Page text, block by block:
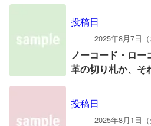
投稿日
2025年8月7日（
ノーコード・ロ
革の切り札か、そ
投稿日
2025年8月1日（